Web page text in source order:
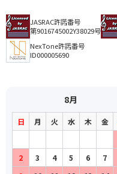
JASRAC許諾番号
第9016745002Y38029号
NexTone許諾番号
ID000005690
8月
日 月 火 水 木 金
2
3 4 5 6 7